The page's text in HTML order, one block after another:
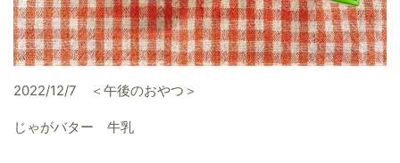
2022/12/7 ＜午後のおやつ＞
じゃがバター 牛乳